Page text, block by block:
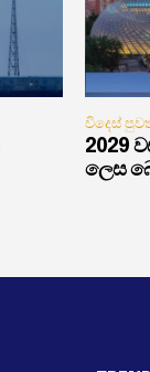
විදෙස්
2029
ලෙස